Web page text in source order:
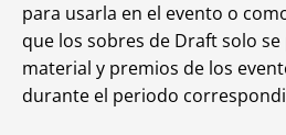
para usarla en el evento o
que los sobres de Draft solo se
material y premios de los
durante el periodo